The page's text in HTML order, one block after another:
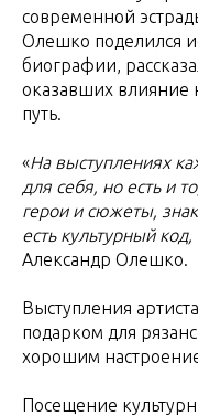
современной
Олешко поделился
биографии,
оказавших влияние
путь.
«На выступлениях
для себя, но есть и
герои и сюжеты,
есть культурный
Александр Олешко.
Выступления
подарком для
хорошим
Посещение